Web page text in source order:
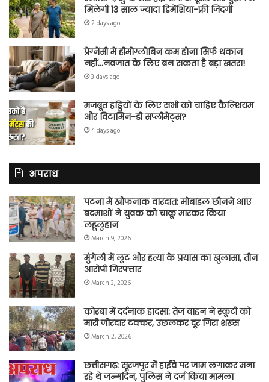
मिलेगी 13 साल ज्यादा डिमेंशिया-फ्री जिंदगी
2 days ago
प्रेग्नेंसी में हीमोग्लोबिन कम होना सिर्फ थकान
नहीं…नवजात के लिए बन सकता है बड़ा खतरा!
3 days ago
मजबूत हड्डियों के लिए सभी को चाहिए कैल्शियम
और विटामिन-डी सप्लीमेंट्स?
4 days ago
अपराध
पटना में खौफनाक वारदात: मोबाइल छीनने आए
बदमाशों ने युवक को चाकू मारकर किया
लहूलुहान
March 9, 2026
मुंगेली में लूट और हत्या के प्रयास का खुलासा, तीन
आरोपी गिरफ्तार
March 3, 2026
कोरबा में दर्दनाक हादसा: तेज वाहन ने स्कूटी को
मारी जोरदार टक्कर, उछलकर दूर गिरा शख्स
March 2, 2026
छत्तीसगढ़: सूरजपुर में हाईवे पर जाम लगाकर मना
रहे थे जन्मदिन, पुलिस ने दर्ज किया मामला